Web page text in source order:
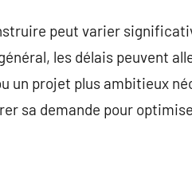
peut varier
les délais peuvent
un projet plus ambitieux
sa demande pour